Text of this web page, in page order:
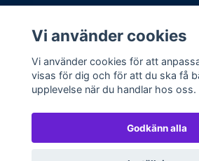
Sociala medier
Vi använder cookies
Vi använder cookies för att
visas för dig och för att du ska få
upplevelse när du handlar hos oss.
Godkänn alla